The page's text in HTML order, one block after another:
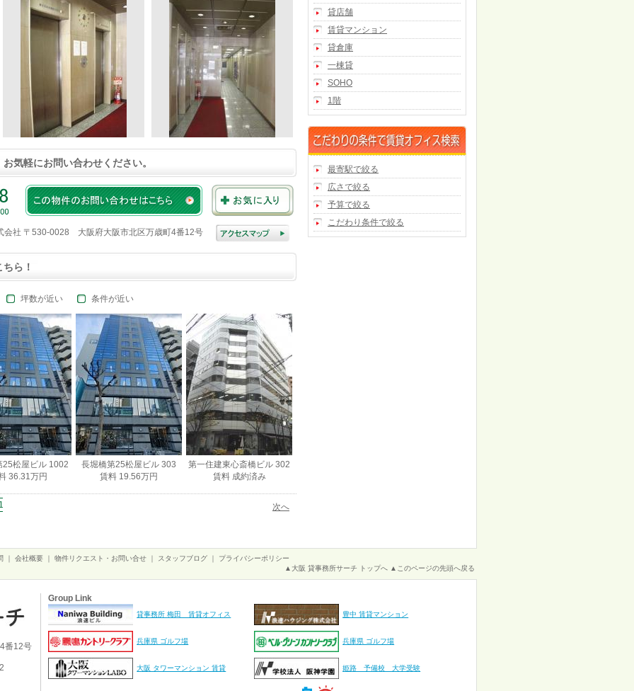
気軽にお問い合わせください。
会社 〒530-0028 大阪府大阪市北区万歳町4番12号
ら！
坪数が近い 条件が近い
25松屋ビル 1002
36.31万円
長堀橋第25松屋ビル 303
賃料 19.56万円
第一住建東心斎橋ビル 302
賃料 成約済み
次へ
貸店舗
賃貸マンション
貸倉庫
一棟貸
SOHO
1階
最寄駅で絞る
広さで絞る
予算で絞る
こだわり条件で絞る
会社概要 物件リクエスト・お問い合せ スタッフブログ
プライバシーポリシー
▲大阪 貸事務所サーチ トップへ ▲このページの先頭へ戻る
番12号
Group Link
貸事務所 梅田 賃貸オフィス 豊中 賃貸マンション
兵庫県 ゴルフ場 兵庫県 ゴルフ場
大阪 タワーマンション 賃貸 姫路 予備校 大学受験